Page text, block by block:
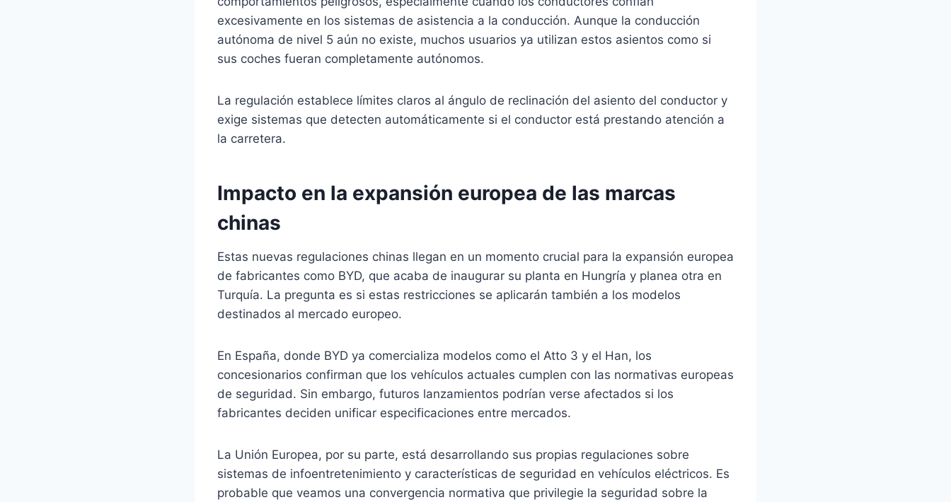
excesivamente en los sistemas de asistencia a la conducción. Aunque la conducción
autónoma de nivel 5 aún no existe, muchos usuarios ya utilizan estos asientos como si
sus coches fueran completamente autónomos.
La regulación establece límites claros al ángulo de reclinación del asiento del conductor y
exige sistemas que detecten automáticamente si el conductor está prestando atención a
la carretera.
Impacto en la expansión europea de las marcas
chinas
Estas nuevas regulaciones chinas llegan en un momento crucial para la expansión europea
de fabricantes como BYD, que acaba de inaugurar su planta en Hungría y planea otra en
Turquía. La pregunta es si estas restricciones se aplicarán también a los modelos
destinados al mercado europeo.
En España, donde BYD ya comercializa modelos como el Atto 3 y el Han, los
concesionarios confirman que los vehículos actuales cumplen con las normativas europeas
de seguridad. Sin embargo, futuros lanzamientos podrían verse afectados si los
fabricantes deciden unificar especificaciones entre mercados.
La Unión Europea, por su parte, está desarrollando sus propias regulaciones sobre
sistemas de infoentretenimiento y características de seguridad en vehículos eléctricos. Es
probable que veamos una convergencia normativa que privilegie la seguridad sobre la